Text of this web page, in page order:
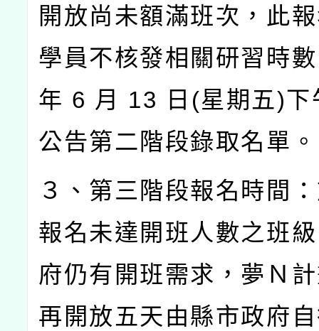
開放尚未額滿班次，此
學員不核發相關研習時
年 6 月 13 日 (星期五)下
公告第二階段錄取名單。
３、第三階段報名時間
報名未達開班人數之班
府仍有開班需求，夢Ｎ
再開放五天由縣市政府